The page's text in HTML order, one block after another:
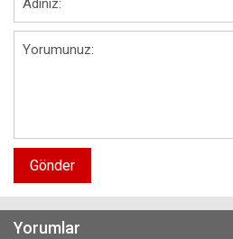
Gönder
Yorumlar